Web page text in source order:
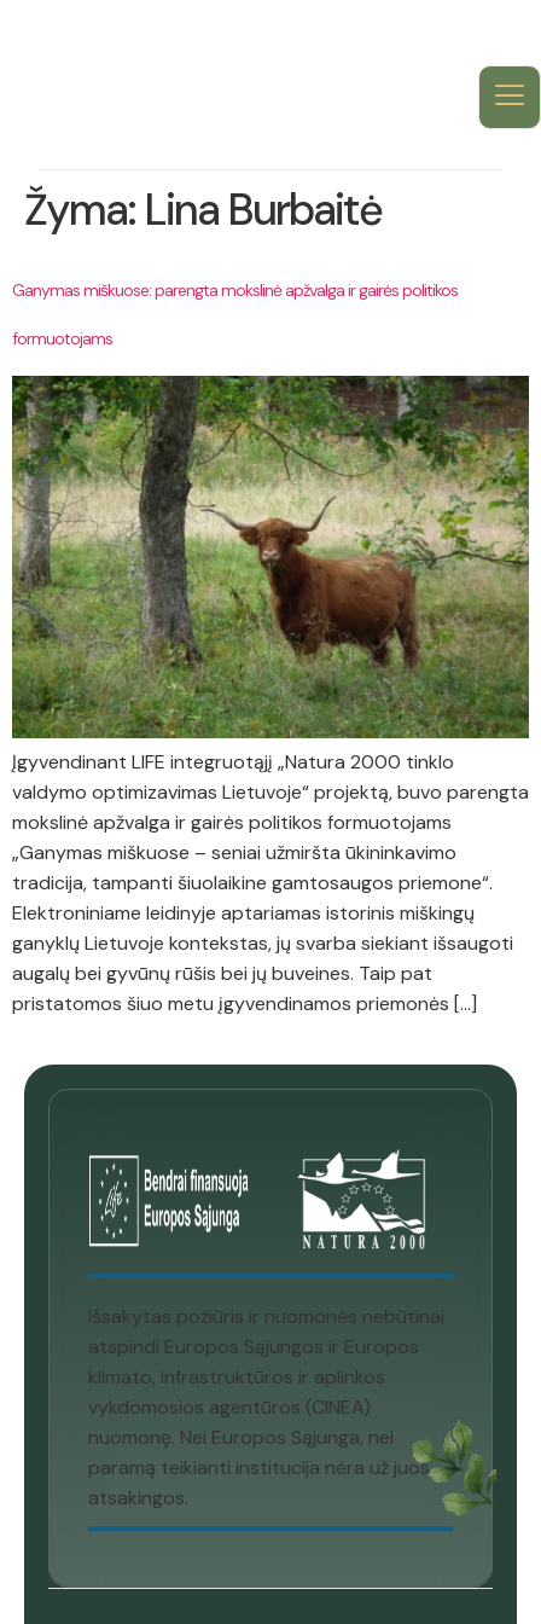
Žyma: Lina Burbaitė
Ganymas miškuose: parengta mokslinė apžvalga ir gairės politikos
formuotojams
Įgyvendinant LIFE integruotąjį „Natura 2000 tinklo
valdymo optimizavimas Lietuvoje“ projektą, buvo parengta
mokslinė apžvalga ir gairės politikos formuotojams
„Ganymas miškuose – seniai užmiršta ūkininkavimo
tradicija, tampanti šiuolaikine gamtosaugos priemone“.
Elektroniniame leidinyje aptariamas istorinis miškingų
ganyklų Lietuvoje kontekstas, jų svarba siekiant išsaugoti
augalų bei gyvūnų rūšis bei jų buveines. Taip pat
pristatomos šiuo metu įgyvendinamos priemonės […]
Išsakytas požiūris ir nuomonės nebūtinai
atspindi Europos Sąjungos ir Europos
klimato, infrastruktūros ir aplinkos
vykdomosios agentūros (CINEA)
nuomonę. Nei Europos Sąjunga, nei
paramą teikianti institucija nėra už juos
atsakingos.